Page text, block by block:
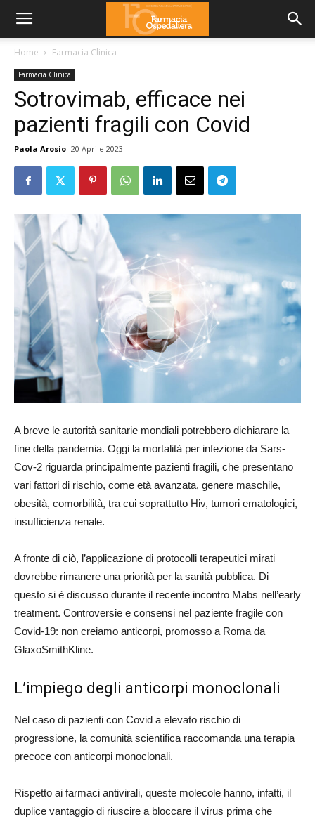
Home Farmacia Clinica
Farmacia Clinica
Sotrovimab, efficace nei
pazienti fragili con Covid
Paola Arosio 20 Aprile 2023
A breve le autorità sanitarie mondiali potrebbero dichiarare la
fine della pandemia. Oggi la mortalità per infezione da Sars-
Cov-2 riguarda principalmente pazienti fragili, che presentano
vari fattori di rischio, come età avanzata, genere maschile,
obesità, comorbilità, tra cui soprattutto Hiv, tumori ematologici,
insufficienza renale.
A fronte di ciò, l’applicazione di protocolli terapeutici mirati
dovrebbe rimanere una priorità per la sanità pubblica. Di
questo si è discusso durante il recente incontro Mabs nell’early
treatment. Controversie e consensi nel paziente fragile con
Covid-19: non creiamo anticorpi, promosso a Roma da
GlaxoSmithKline.
L’impiego degli anticorpi monoclonali
Nel caso di pazienti con Covid a elevato rischio di
progressione, la comunità scientifica raccomanda una terapia
precoce con anticorpi monoclonali.
Rispetto ai farmaci antivirali, queste molecole hanno, infatti, il
duplice vantaggio di riuscire a bloccare il virus prima che